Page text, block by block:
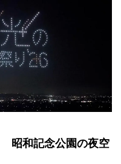
昭和記念公園の夜空